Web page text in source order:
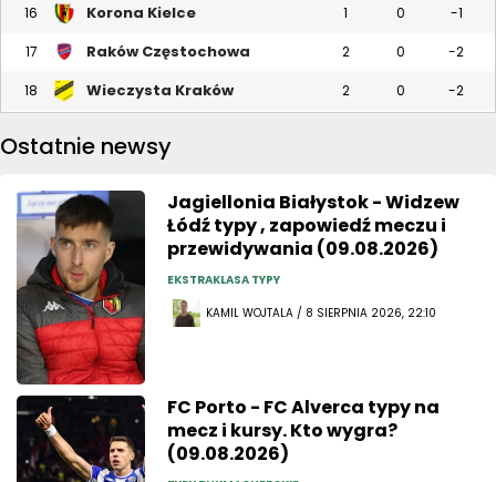
16 Korona Kielce 1 0 -1
17 Raków Częstochowa 2 0 -2
18 Wieczysta Kraków 2 0 -2
Ostatnie newsy
Jagiellonia Białystok - Widzew
Łódź typy , zapowiedź meczu i
przewidywania (09.08.2026)
EKSTRAKLASA TYPY
KAMIL WOJTALA / 8 SIERPNIA 2026, 22:10
FC Porto - FC Alverca typy na
mecz i kursy. Kto wygra?
(09.08.2026)